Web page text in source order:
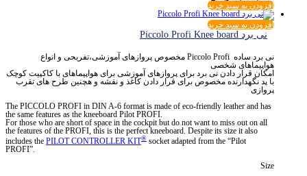
افزودن به سبد خرید
افزودن به سبد خرید
نی برد Piccolo Profi Knee board
نی برد ساده Piccolo Profi مخصوص پروازهای آموزشی،تفریحی و انواع
هواپیماهای شخصی
امکان قرار دادن نی برد برای پروازهای آموزشی برای هواپیماهای با کاکپیت کوچک
با پد نگهدارنده مخصوص برای قرار دادن کاغذ و نقشه و هچنین طرح های تقرب
پروازی
The PICCOLO PROFI in DIN A-6 format is made of eco-friendly leather and has
the same features as the kneeboard Pilot PROFI.
For those who are short of space in the cockpit but do not want to miss out on all
the features of the PROFI, this is the perfect kneeboard. Despite its size it also
includes the PILOT CONTROLLER KIT® socket adapted from the “Pilot
PROFI”.
Size